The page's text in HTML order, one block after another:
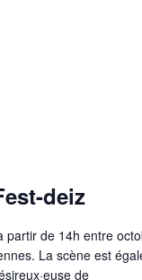
deiz
de 14h entre
La scène est
de